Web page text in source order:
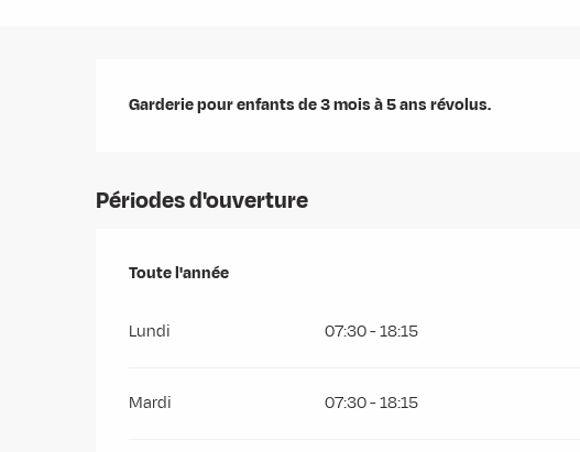
Description
Garderie pour enfants de 3 mois à 5 ans révolus.
Périodes d'ouverture
Toute l'année
Toute l'année
Lundi 07:30 - 18:15
Mardi 07:30 - 18:15